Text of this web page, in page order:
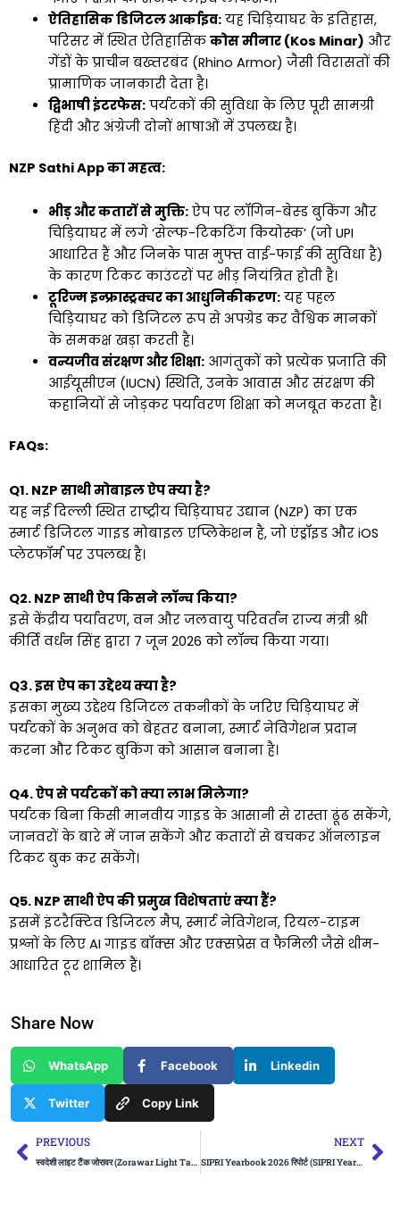
ऐतिहासिक डिजिटल आर्काइव:यह चिड़ियाघर के इतिहास,
परिसर में स्थित ऐतिहासिक कोस मीनार (Kos Minar) और
गेंडों के प्राचीन बख्तरबंद (Rhino Armor) जैसी विरासतों की
प्रामाणिक जानकारी देता है।
द्विभाषी इंटरफेस:पर्यटकों की सुविधा के लिए पूरी सामग्री
हिंदी और अंग्रेजी दोनों भाषाओं में उपलब्ध है।
NZP Sathi App का महत्व:
भीड़ और कतारों से मुक्ति:ऐप पर लॉगिन-बेस्ड बुकिंग और
चिड़ियाघर में लगे ‘सेल्फ-टिकटिंग कियोस्क’ (जो UPI
आधारित हैं और जिनके पास मुफ्त वाई-फाई की सुविधा है)
के कारण टिकट काउंटरों पर भीड़ नियंत्रित होती है।
टूरिज्म इन्फ्रास्ट्रक्चर का आधुनिकीकरण:यह पहल
चिड़ियाघर को डिजिटल रूप से अपग्रेड कर वैश्विक मानकों
के समकक्ष खड़ा करती है।
वन्यजीव संरक्षण और शिक्षा:आगंतुकों को प्रत्येक प्रजाति की
आईयूसीएन (IUCN) स्थिति, उनके आवास और संरक्षण की
कहानियों से जोड़कर पर्यावरण शिक्षा को मजबूत करता है।
FAQs:
Q1. NZP साथी मोबाइल ऐप क्या है?
यह नई दिल्ली स्थित राष्ट्रीय चिड़ियाघर उद्यान (NZP) का एक
स्मार्ट डिजिटल गाइड मोबाइल एप्लिकेशन है, जो एंड्रॉइड और iOS
प्लेटफॉर्म पर उपलब्ध है।
Q2. NZP साथी ऐप किसने लॉन्च किया?
इसे केंद्रीय पर्यावरण, वन और जलवायु परिवर्तन राज्य मंत्री श्री
कीर्ति वर्धन सिंह द्वारा 7 जून 2026 को लॉन्च किया गया।
Q3. इस ऐप का उद्देश्य क्या है?
इसका मुख्य उद्देश्य डिजिटल तकनीकों के जरिए चिड़ियाघर में
पर्यटकों के अनुभव को बेहतर बनाना, स्मार्ट नेविगेशन प्रदान
करना और टिकट बुकिंग को आसान बनाना है।
Q4. ऐप से पर्यटकों को क्या लाभ मिलेगा?
पर्यटक बिना किसी मानवीय गाइड के आसानी से रास्ता ढूंढ सकेंगे,
जानवरों के बारे में जान सकेंगे और कतारों से बचकर ऑनलाइन
टिकट बुक कर सकेंगे।
Q5. NZP साथी ऐप की प्रमुख विशेषताएं क्या हैं?
इसमें इंटरैक्टिव डिजिटल मैप, स्मार्ट नेविगेशन, रियल-टाइम
प्रश्नों के लिए AI गाइड बॉक्स और एक्सप्रेस व फैमिली जैसे थीम-
आधारित टूर शामिल हैं।
Share Now
WhatsApp Facebook Linkedin
Twitter Copy Link
Prev
PREVIOUS
स्वदेशी लाइट टैंक जोरावर (Zorawar Light Tank)
NEXT
SIPRI Yearbook 2026 रिपोर्ट (SIPRI Yearbook 2026 Report)